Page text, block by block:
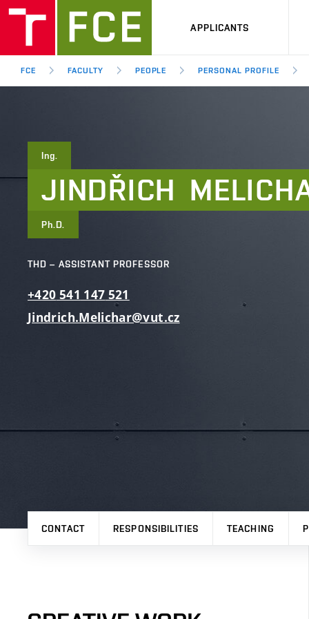
APPLICANTS
FCE FACULTY PEOPLE PERSONAL PROFILE
Ing.
JINDŘICH
Ph.D.
THD – ASSISTANT PROFESSOR
+420 541 147 521
Jindrich.Melichar@vut.cz
CONTACT RESPONSIBILITIES TEACHING